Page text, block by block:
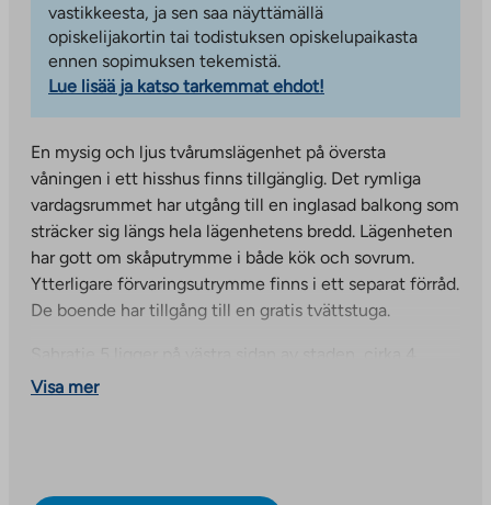
vastikkeesta, ja sen saa näyttämällä
opiskelijakortin tai todistuksen opiskelupaikasta
ennen sopimuksen tekemistä.
Lue lisää ja katso tarkemmat ehdot!
En mysig och ljus tvårumslägenhet på översta
våningen i ett hisshus finns tillgänglig. Det rymliga
vardagsrummet har utgång till en inglasad balkong som
sträcker sig längs hela lägenhetens bredd. Lägenheten
har gott om skåputrymme i både kök och sovrum.
Ytterligare förvaringsutrymme finns i ett separat förråd.
De boende har tillgång till en gratis tvättstuga.
kilometer från stadens centrum. I närheten hittar du en
Visa mer